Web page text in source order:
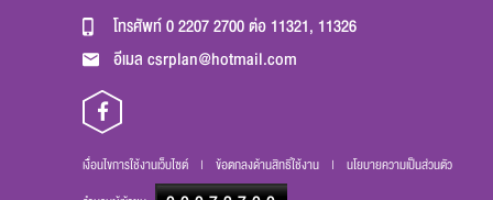
โทรศัพท์0 2207 2700 ต่อ 11321, 11326
อีเมลcsrplan@hotmail.com
เงื่อนไขการใช้งานเว็บไซต์ | ข้อตกลงด้านสิทธิ์ใช้งาน | นโยบายความเป็นส่วนตัว